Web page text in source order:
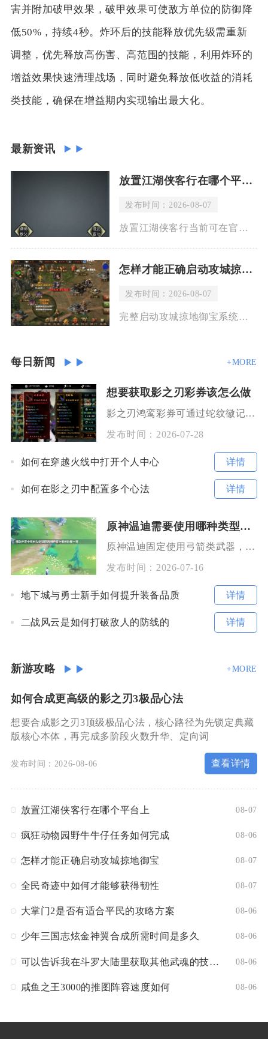
害并附加破甲效果，破甲效果可使敌方单位的防御降
低50%，持续4秒。炸环后的技能释放优先级需重新
调整，优先释放高伤害、高范围的技能，利用炸环的
增益效果快速清理战场，同时避免释放低收益的消耗
类技能，确保在增益期内实现输出最大化。
最新资讯
放置江湖侠客行在哪个平台上
发布时间：2026-08-07
放置江湖侠客行当前可在官方网站及九游、TapTap、好游快爆等正规安卓平台下载体
怎样才能正确启动攻城掠地御宝
发布时间：2026-08-07
完整启动攻城掠地御宝系统需要依次达成等级门槛、通关指定副本解锁功能入口、获取锻造
每日新闻 +MORE
想要获取影之刃彩券该怎么做
影之刃鸿鸾彩券可通过蛇纹徽记兑换、商城采购、副本逐级掉落、限时活动福利、组队互刷五大渠道稳
发布时间： 2026-07-28
如何在穿越火线中打开个人中心 详情
如何在影之刃中配置多个心法 详情
原神温迪需要使用哪种类型的武器
原神温迪固定使用弓箭类武器，武器搭配需根据辅助、副C、站场主C三种玩法方向灵活调整，不同定
发布时间： 2026-07-16
地下城与勇士新手如何提升装备品质 详情
二战风云是如何打破敌人的防线的 详情
新游攻略 +MORE
如何合成更高级的影之刃3极品心法
想要合成影之刃3顶级极品心法，核心路径为先锁定典藏
版核心本体，再完成多阶段火数升华、定向词
发布时间：2026-08-06 查看详情
放置江湖侠客行在哪个平台上 08-07
疯狂动物园野牛牛仔任务如何完成 08-06
怎样才能正确启动攻城掠地御宝 08-07
全民奇迹中如何才能够获得韧性 08-07
大掌门2是否有适合平民的攻略方案 08-06
少年三国志炫金神翼合成所需时间是多久 08-06
可以告诉我在斗罗大陆里获取其他武魂的技巧吗 08-06
咸鱼之王3000的推图阵容速度如何 08-06